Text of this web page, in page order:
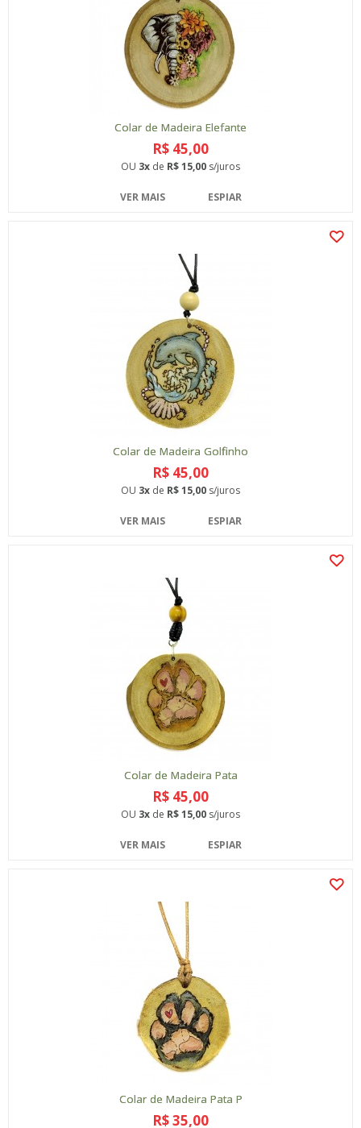
Colar de Madeira Elefante
R$ 45,00
OU 3x de R$ 15,00 s/juros
VER MAIS ESPIAR
Colar de Madeira Golfinho
R$ 45,00
OU 3x de R$ 15,00 s/juros
VER MAIS ESPIAR
Colar de Madeira Pata
R$ 45,00
OU 3x de R$ 15,00 s/juros
VER MAIS ESPIAR
Colar de Madeira Pata P
R$ 35,00